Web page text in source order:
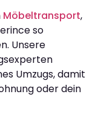
Möbeltransport,
so
Unsere
Umzugs, damit
oder dein